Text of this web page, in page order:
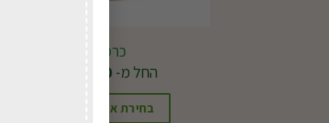
כרמל
החל מ-14.00
בחירת אפשרויות